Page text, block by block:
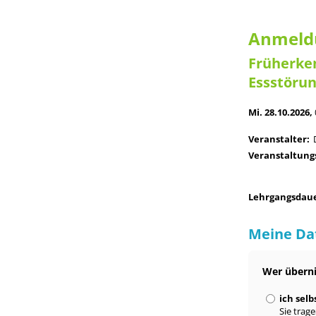
Mi. 28.10.2026,
Veranstalter:
Meine
Wer
ich
Sie